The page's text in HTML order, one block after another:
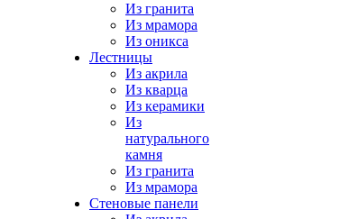
Из гранита
Из мрамора
Из оникса
Лестницы
Из акрила
Из кварца
Из керамики
Из
натурального
камня
Из гранита
Из мрамора
Стеновые панели